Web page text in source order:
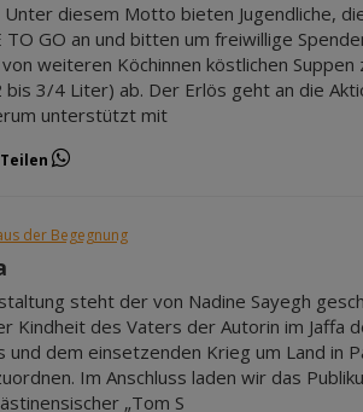
diesem Motto bieten Jugendliche,
TO GO an und bitten um freiwillige
weiteren Köchinnen köstlichen
3/4 Liter) ab. Der Erlös geht an die
unterstützt mit
Teilen
der Begegnung
steht der von Nadine Sayegh
Kindheit des Vaters der Autorin im
und dem einsetzenden Krieg um Land in
Im Anschluss laden wir das
„Tom S